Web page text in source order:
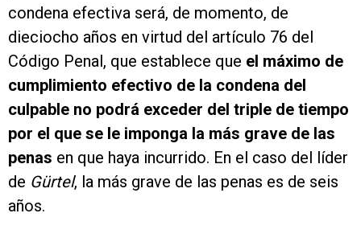
condena efectiva será, de momento, de
dieciocho años en virtud del artículo 76 del
Código Penal, que establece que el máximo de
cumplimiento efectivo de la condena del
culpable no podrá exceder del triple de tiempo
por el que se le imponga la más grave de las
penas en que haya incurrido. En el caso del líder
de Gürtel, la más grave de las penas es de seis
años.